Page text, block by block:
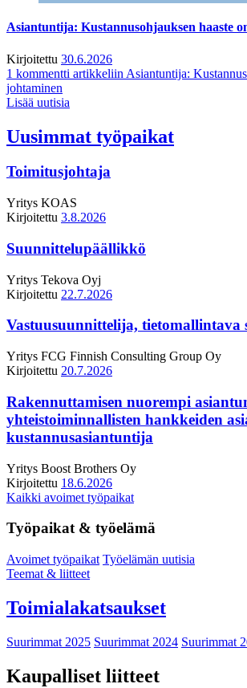
Asiantuntija: Kustannusohjauksen haaste
Kirjoitettu 30.6.2026
1 kommentti artikkeliin Asiantuntija:
johtaminen
Lisää uutisia
Uusimmat työpaikat
Toimitusjohtaja
Yritys KOAS
Kirjoitettu 3.8.2026
Suunnittelupäällikkö
Yritys Tekova Oyj
Kirjoitettu 22.7.2026
Vastuusuunnittelija, tietomallintava
Yritys FCG Finnish Consulting Group Oy
Kirjoitettu 20.7.2026
Rakennuttamisen nuorempi
yhteistoiminnallisten hankkeiden
kustannusasiantuntija
Yritys Boost Brothers Oy
Kirjoitettu 18.6.2026
Kaikki avoimet työpaikat
Työpaikat & työelämä
Avoimet työpaikat Työelämän uutisia
Teemat & liitteet
Toimialakatsaukset
Suurimmat 2025 Suurimmat 2024 Suurimmat
Kaupalliset liitteet